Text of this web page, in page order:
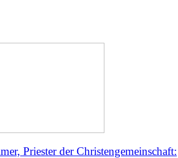
Priester der Christengemeinschaft: